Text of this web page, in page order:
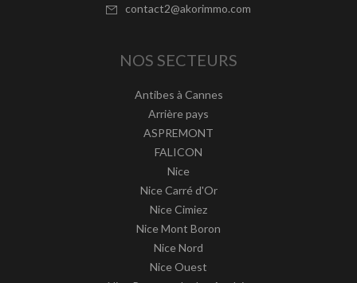
contact2@akorimmo.com
NOS SECTEURS
Antibes à Cannes
Arrière pays
ASPREMONT
FALICON
Nice
Nice Carré d'Or
Nice Cimiez
Nice Mont Boron
Nice Nord
Nice Ouest